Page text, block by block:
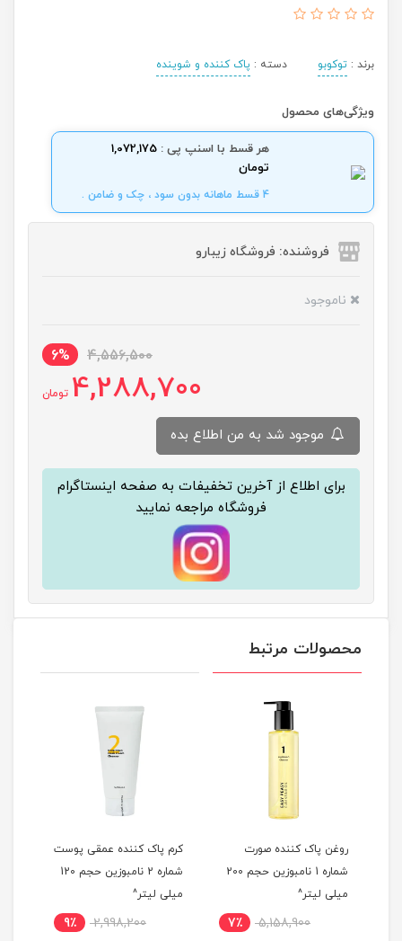
برند : توکوبو دسته : پاک کننده و شوینده
ویژگی‌های محصول
هر قسط با اسنپ پی : 1,072,175
تومان
4 قسط ماهانه بدون سود ، چک و ضامن .
فروشنده: فروشگاه زیبارو
ناموجود
4,556,500
6%
4,288,700 تومان
برای اطلاع از آخرین تخفیفات به صفحه اینستاگرام
فروشگاه مراجعه نمایید
محصولات مرتبط
روغن پاک کننده صورت
شماره 1 نامبوزین حجم 200
میلی لیتر^
5,158,900 7٪
کرم پاک کننده عمقی پوست
شماره 2 نامبوزین حجم 120
میلی لیتر^
2,998,200 9٪